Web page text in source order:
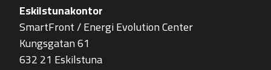
Eskilstunakontor
SmartFront / Energi Evolution Center
Kungsgatan 61
632 21 Eskilstuna